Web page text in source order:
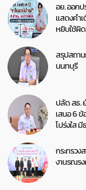
อย. ออกป
แสดงคำ
หยิบใช้ผิด
สรุปสถา
นนทบุรี
ปลัด สธ.
เสนอ 6
โปร่งใส
กระทรว
งานรณร